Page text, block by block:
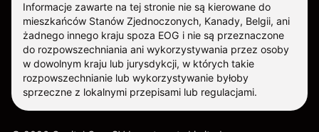
Informacje zawarte na tej stronie nie są kierowane do
mieszkańców Stanów Zjednoczonych, Kanady, Belgii, ani
żadnego innego kraju spoza EOG i nie są przeznaczone
do rozpowszechniania ani wykorzystywania przez osoby
w dowolnym kraju lub jurysdykcji, w których takie
rozpowszechnianie lub wykorzystywanie byłoby
sprzeczne z lokalnymi przepisami lub regulacjami.